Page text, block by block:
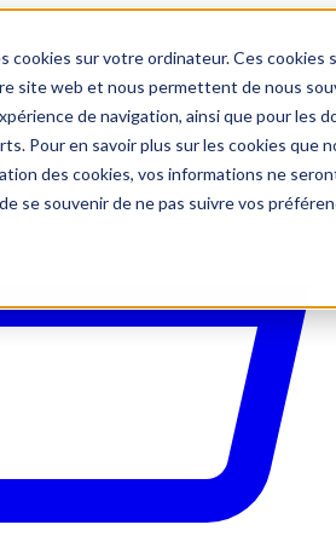
cookies sur votre ordinateur. Ces
site web et nous permettent de nous
de navigation, ainsi que pour les
Pour en savoir plus sur les cookies
des cookies, vos informations ne
se souvenir de ne pas suivre vos